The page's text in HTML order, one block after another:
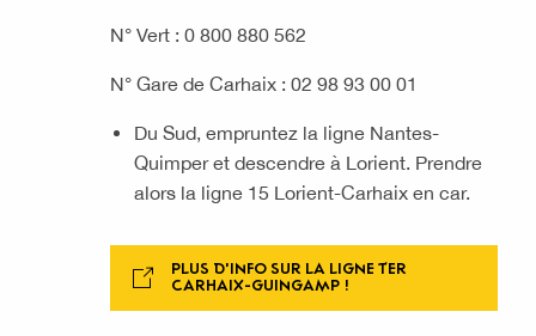
En bateau
N° Vert : 0 800 880 562
N° Gare de Carhaix : 02 98 93 00 01
Du Sud, empruntez la ligne Nantes-
Quimper et descendre à Lorient. Prendre
alors la ligne 15 Lorient-Carhaix en car.
PLUS D'INFO SUR LA LIGNE TER
CARHAIX-GUINGAMP !